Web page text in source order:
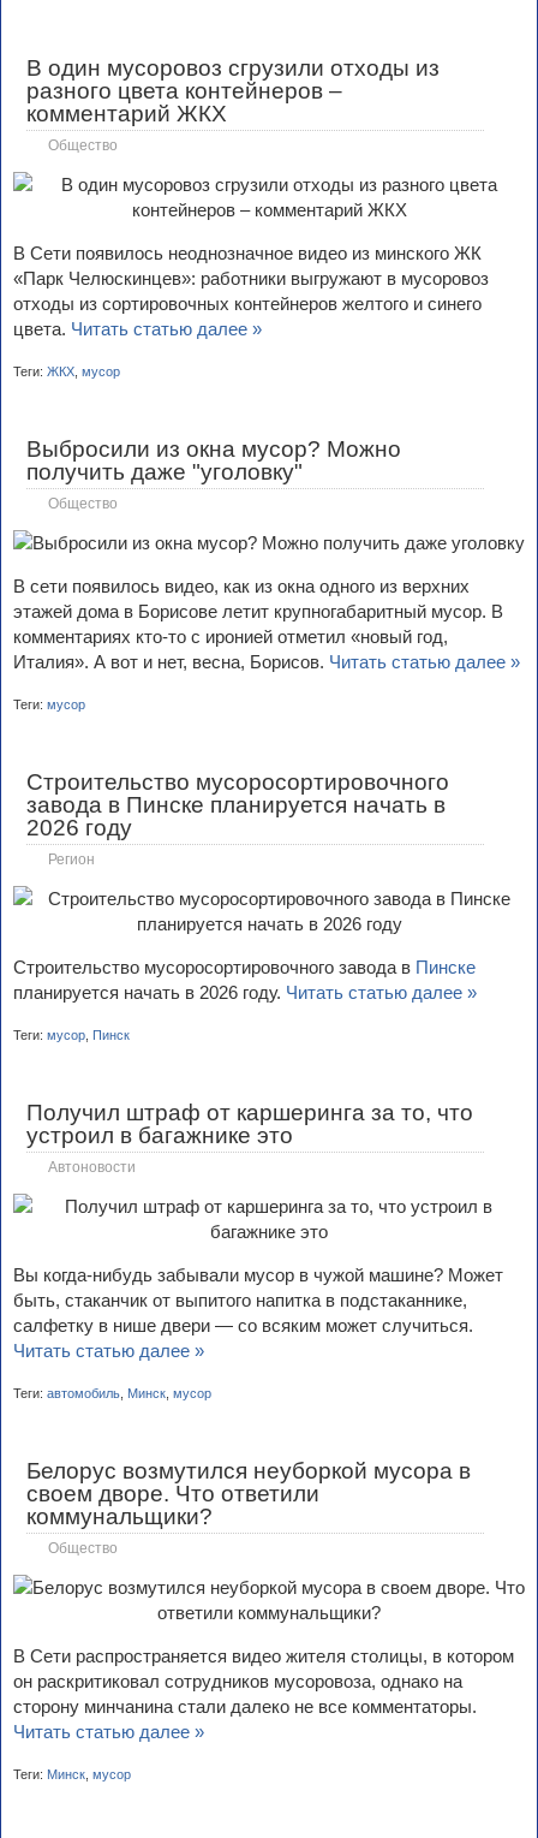
В один мусоровоз сгрузили отходы из
разного цвета контейнеров –
комментарий ЖКХ
Общество
В Сети появилось неоднозначное видео из минского ЖК
«Парк Челюскинцев»: работники выгружают в мусоровоз
отходы из сортировочных контейнеров желтого и синего
цвета. Читать статью далее »
Теги: ЖКХ мусор
Выбросили из окна мусор? Можно
получить даже "уголовку"
Общество
В сети появилось видео, как из окна одного из верхних
этажей дома в Борисове летит крупногабаритный мусор. В
комментариях кто-то с иронией отметил «новый год,
Италия». А вот и нет, весна, Борисов. Читать статью далее »
Теги: мусор
Строительство мусоросортировочного
завода в Пинске планируется начать в
2026 году
Регион
Строительство мусоросортировочного завода в Пинске
планируется начать в 2026 году. Читать статью далее »
Теги: мусор Пинск
Получил штраф от каршеринга за то, что
устроил в багажнике это
Автоновости
Вы когда-нибудь забывали мусор в чужой машине? Может
быть, стаканчик от выпитого напитка в подстаканнике,
салфетку в нише двери — со всяким может случиться.
Читать статью далее »
Теги: автомобиль Минск мусор
Белорус возмутился неуборкой мусора в
своем дворе. Что ответили
коммунальщики?
Общество
В Сети распространяется видео жителя столицы, в котором
он раскритиковал сотрудников мусоровоза, однако на
сторону минчанина стали далеко не все комментаторы.
Читать статью далее »
Теги: Минск мусор